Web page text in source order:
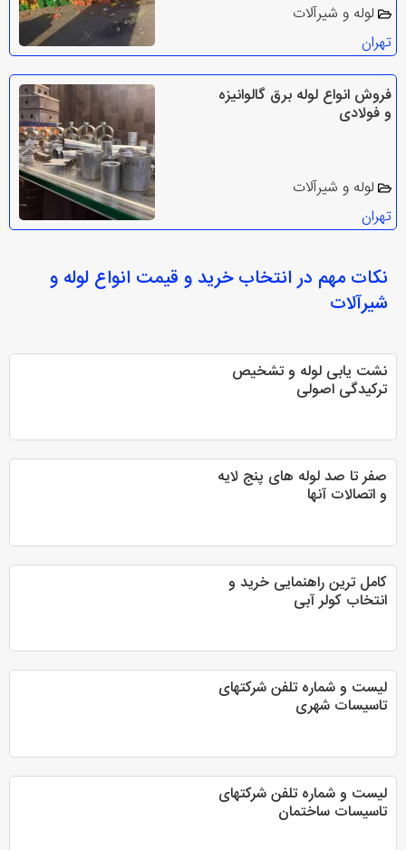
لوله و شیرآلات
تهران
فروش انواع لوله برق گالوانیزه
و فولادی
لوله و شیرآلات
تهران
نکات مهم در انتخابخرید و قیمت انواع لوله و
شیرآلات
نشت یابی لوله و تشخیص
ترکیدگی اصولی
صفر تا صد لوله های پنج لایه
و اتصالات آنها
کامل ترین راهنمایی خرید و
انتخاب کولر آبی
لیست و شماره تلفن شرکتهای
تاسیسات شهری
لیست و شماره تلفن شرکتهای
تاسیسات ساختمان